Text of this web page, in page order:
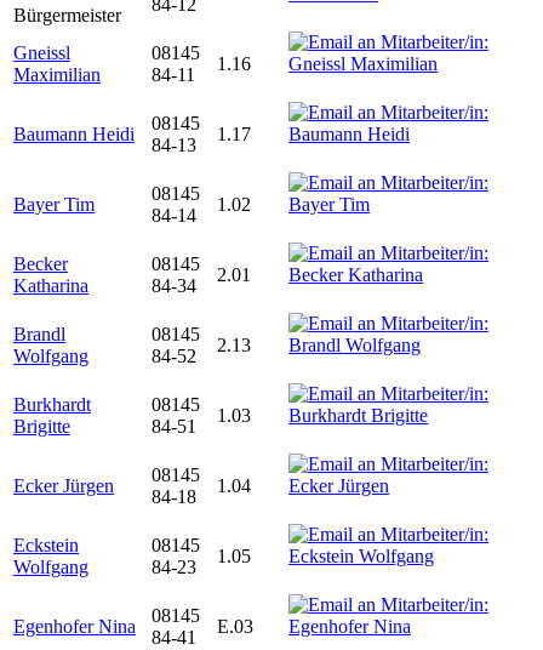
Bürgermeister
84-12
Gneissl
Maximilian
08145
84-11
1.16
Baumann Heidi
08145
84-13
1.17
Bayer Tim
08145
84-14
1.02
Becker
Katharina
08145
84-34
2.01
Brandl
Wolfgang
08145
84-52
2.13
Burkhardt
Brigitte
08145
84-51
1.03
Ecker Jürgen
08145
84-18
1.04
Eckstein
Wolfgang
08145
84-23
1.05
Egenhofer Nina
08145
84-41
E.03